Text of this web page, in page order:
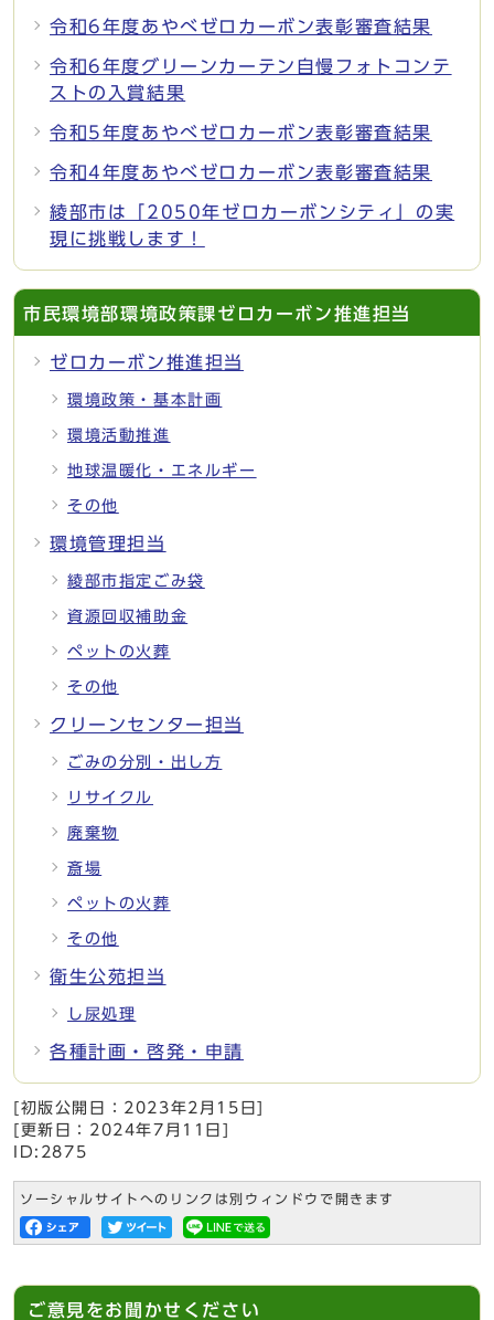
令和6年度あやべゼロカーボン表彰審査結果
令和6年度グリーンカーテン自慢フォトコンテ
ストの入賞結果
令和5年度あやべゼロカーボン表彰審査結果
令和4年度あやべゼロカーボン表彰審査結果
綾部市は「2050年ゼロカーボンシティ」の実
現に挑戦します！
市民環境部環境政策課ゼロカーボン推進担当
ゼロカーボン推進担当
環境政策・基本計画
環境活動推進
地球温暖化・エネルギー
その他
環境管理担当
綾部市指定ごみ袋
資源回収補助金
ペットの火葬
その他
クリーンセンター担当
ごみの分別・出し方
リサイクル
廃棄物
斎場
ペットの火葬
その他
衛生公苑担当
し尿処理
各種計画・啓発・申請
[初版公開日： 2023年2月15日]
[更新日： 2024年7月11日 ]
ID:2875
ソーシャルサイトへのリンクは別ウィンドウで開きます
ご意見をお聞かせください